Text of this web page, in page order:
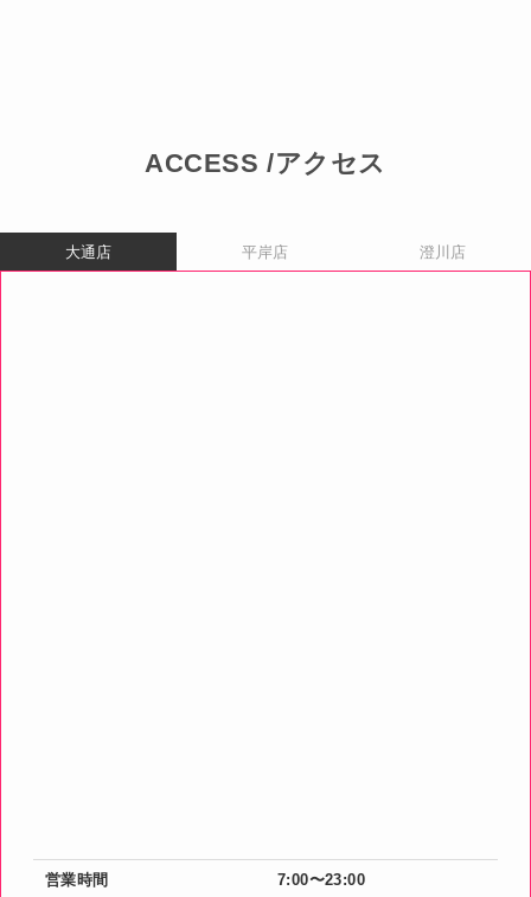
ACCESS /アクセス
大通店 平岸店 澄川店
営業時間 7:00〜23:00